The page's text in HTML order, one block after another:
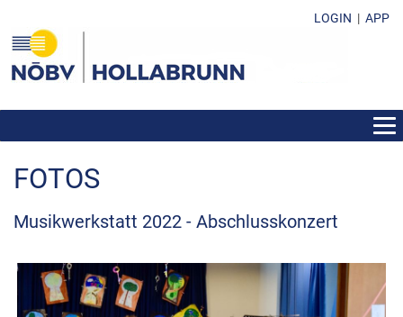
LOGIN | APP
ÜBER DEN BEZIRK
VEREINE
FOTOS
VERANSTALTUNGEN
FOTOS
Musikwerkstatt 2022 - Abschlusskonzert